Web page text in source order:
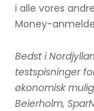
i alle vores
Money-
Bedst i
testspisninger
økonomisk
Beierholm,